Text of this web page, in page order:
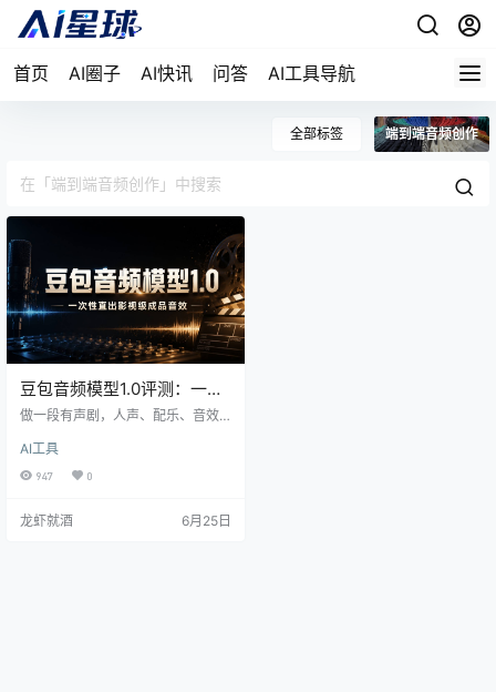
首页 AI圈子 AI快讯 问答 AI工具导航
全部标签 端到端音频创作
豆包音频模型1.0评测：一句
话编排对白配乐音效，真能
做一段有声剧，人声、配乐、音效
逐句校音色？豆包音频生成模型1.0
想把这事一次干完。一条Prompt就
长音频里同一个角色从头到尾音色
AI工具
947 0
龙虾就酒 6月25日